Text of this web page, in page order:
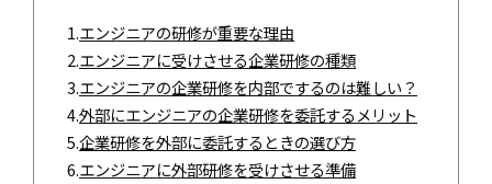
1.エンジニアの研修が重要な理由
2.エンジニアに受けさせる企業研修の種類
3.エンジニアの企業研修を内部でするのは難しい？
4.外部にエンジニアの企業研修を委託するメリット
5.企業研修を外部に委託するときの選び方
6.エンジニアに外部研修を受けさせる準備